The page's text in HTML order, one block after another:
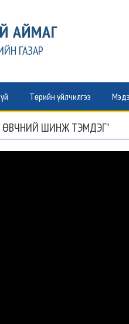
АЙМАГ
ГАЗАР
Төрийн үйлчилгээ
ӨВЧНИЙ ШИНЖ ТЭМДЭГ"